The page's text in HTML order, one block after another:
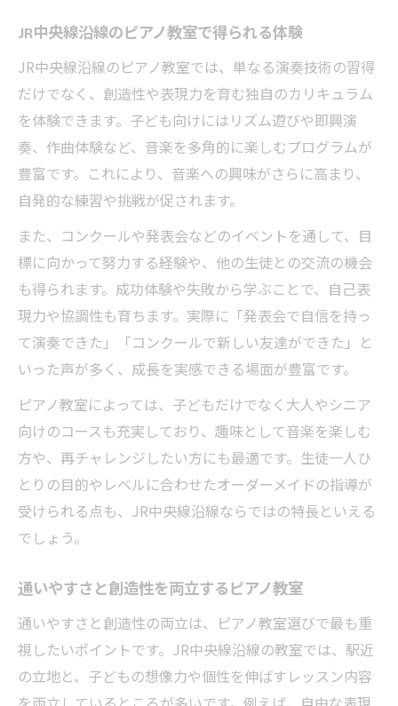
JR中央線沿線のピアノ教室で得られる体験
JR中央線沿線のピアノ教室では、単なる演奏技術の習得
だけでなく、創造性や表現力を育む独自のカリキュラム
を体験できます。子ども向けにはリズム遊びや即興演
奏、作曲体験など、音楽を多角的に楽しむプログラムが
豊富です。これにより、音楽への興味がさらに高まり、
自発的な練習や挑戦が促されます。
また、コンクールや発表会などのイベントを通して、目
標に向かって努力する経験や、他の生徒との交流の機会
も得られます。成功体験や失敗から学ぶことで、自己表
現力や協調性も育ちます。実際に「発表会で自信を持っ
て演奏できた」「コンクールで新しい友達ができた」と
いった声が多く、成長を実感できる場面が豊富です。
ピアノ教室によっては、子どもだけでなく大人やシニア
向けのコースも充実しており、趣味として音楽を楽しむ
方や、再チャレンジしたい方にも最適です。生徒一人ひ
とりの目的やレベルに合わせたオーダーメイドの指導が
受けられる点も、JR中央線沿線ならではの特長といえる
でしょう。
通いやすさと創造性を両立するピアノ教室
通いやすさと創造性の両立は、ピアノ教室選びで最も重
視したいポイントです。JR中央線沿線の教室では、駅近
の立地と、子どもの想像力や個性を伸ばすレッスン内容